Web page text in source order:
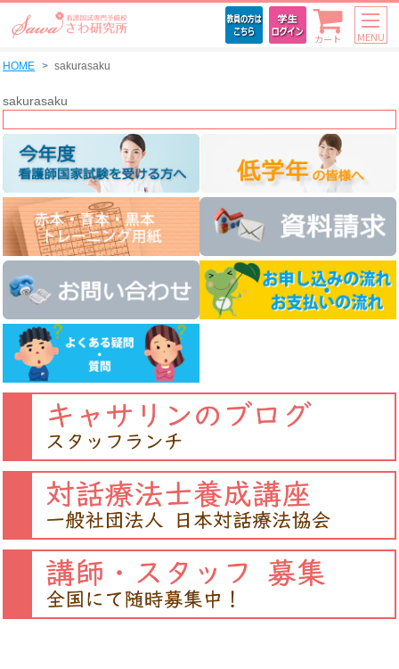
カート MENU
HOME sakurasaku
sakurasaku